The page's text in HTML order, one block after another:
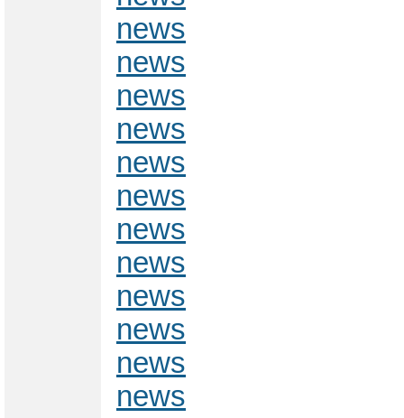
news
news
news
news
news
news
news
news
news
news
news
news